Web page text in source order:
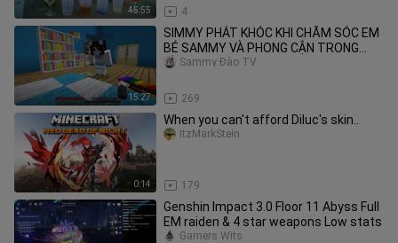
45:55 4
15:27
SIMMY PHÁT KHÓC KHI CHĂM SÓC EM
BÉ SAMMY VÀ PHONG CẬN TRONG
LÀNG HERO TEAM MINEC
269
Sammy Đào TV
0:14
When you can't afford Diluc's skin..
179
ItzMarkStein
Genshin Impact 3.0 Floor 11 Abyss Full
EM raiden & 4 star weapons Low stats
Gamers Wits